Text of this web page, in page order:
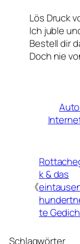
Lös Druck
Ich juble
Bestell dir
Doch nie
《
k & das
te
Schlagwörter